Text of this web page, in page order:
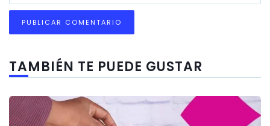
TAMBIÉN TE PUEDE GUSTAR